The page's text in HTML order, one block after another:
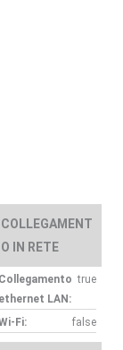
COLLEGAMENT
O IN RETE
Collegamento
ethernet LAN:
true
Fi: false